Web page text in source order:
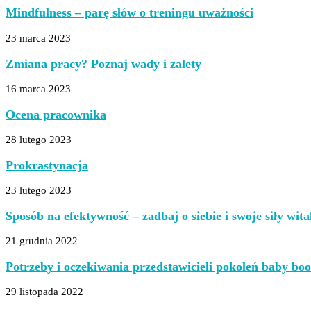
Mindfulness – parę słów o treningu uważności
23 marca 2023
Zmiana pracy? Poznaj wady i zalety
16 marca 2023
Ocena pracownika
28 lutego 2023
Prokrastynacja
23 lutego 2023
Sposób na efektywność – zadbaj o siebie i swoje siły
21 grudnia 2022
Potrzeby i oczekiwania przedstawicieli pokoleń baby
29 listopada 2022